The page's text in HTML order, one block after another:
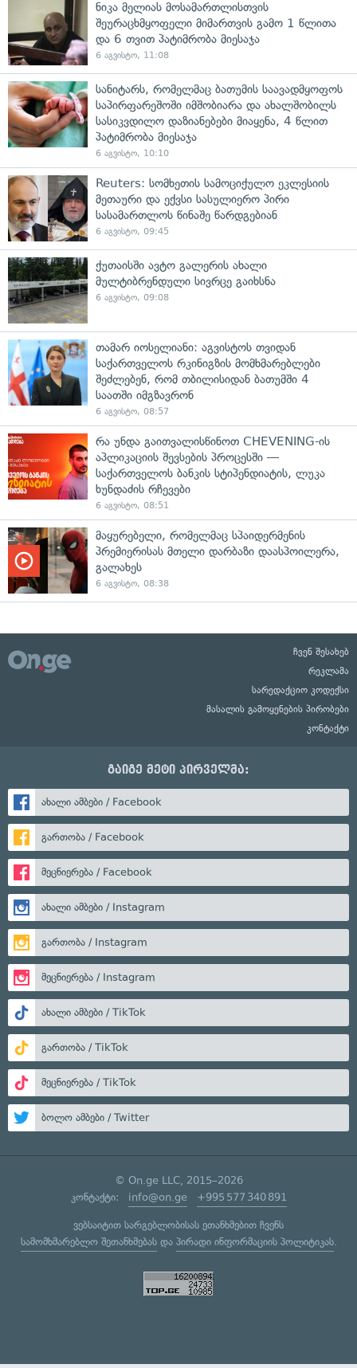
ნიკა მელიას მოსამართლისთვის
შეურაცხმყოფელი მიმართვის გამო 1 წლითა
და 6 თვით პატიმრობა მიესაჯა
6 აგვისტო, 11:08
სანიტარს, რომელმაც ბათუმის საავადმყოფოს
საპირფარეშოში იმშობიარა და ახალშობილს
სასიკვდილო დაზიანებები მიაყენა, 4 წლით
პატიმრობა მიესაჯა
6 აგვისტო, 10:10
Reuters: სომხეთის სამოციქულო ეკლესიის
მეთაური და ექვსი სასულიერო პირი
სასამართლოს წინაშე წარდგებიან
6 აგვისტო, 09:45
ქუთაისში ავტო გალერის ახალი
მულტიბრენდული სივრცე გაიხსნა
6 აგვისტო, 09:08
თამარ იოსელიანი: აგვისტოს თვიდან
საქართველოს რკინიგზის მომხმარებლები
შეძლებენ, რომ თბილისიდან ბათუმში 4
საათში იმგზავრონ
6 აგვისტო, 08:57
რა უნდა გაითვალისწინოთ CHEVENING-ის
აპლიკაციის შევსების პროცესში —
საქართველოს ბანკის სტიპენდიატის, ლუკა
ხუნდაძის რჩევები
6 აგვისტო, 08:51
მაყურებელი, რომელმაც სპაიდერმენის
პრემიერისას მთელი დარბაზი დაასპოილერა,
გალახეს
6 აგვისტო, 08:38
ჩვენ შესახებ
რეკლამა
სარედაქციო კოდექსი
მასალის გამოყენების პირობები
კონტაქტი
გაიგე მეტი პირველმა:
ახალი ამბები / Facebook
გართობა / Facebook
მეცნიერება / Facebook
ახალი ამბები / Instagram
გართობა / Instagram
მეცნიერება / Instagram
ახალი ამბები / TikTok
გართობა / TikTok
მეცნიერება / TikTok
ბოლო ამბები / Twitter
© On.ge LLC, 2015–2026
კონტაქტი: info@on.ge +995 577 340 891
ვებსაიტით სარგებლობისას ეთანხმებით ჩვენს
სამომხმარებლო შეთანხმებასდა პირადი ინფორმაციის პოლიტიკას.